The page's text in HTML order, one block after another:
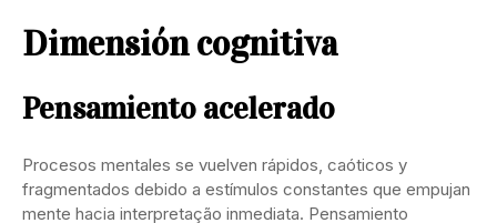
Dimensión cognitiva
Pensamiento acelerado
Procesos mentales se vuelven rápidos, caóticos y
fragmentados debido a estímulos constantes que empujan
mente hacia interpretação inmediata. Pensamiento